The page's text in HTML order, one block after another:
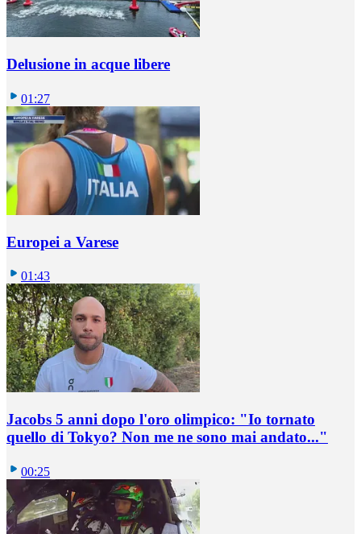
Delusione in acque libere
01:27
Europei a Varese
01:43
Jacobs 5 anni dopo l'oro olimpico: "Io tornato
quello di Tokyo? Non me ne sono mai andato..."
00:25